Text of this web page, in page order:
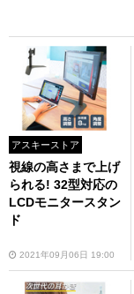
アスキーストア
視線の高さまで上げ
られる! 32型対応の
LCDモニタースタン
ド
2021年09月06日 19:00